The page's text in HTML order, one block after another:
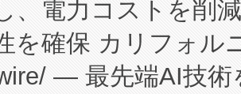
ッドバッチ施設の
サプライチェーン
拡張性が高く、持
、電力コストを削
を確保 カリフォル
— 最先端AI技術